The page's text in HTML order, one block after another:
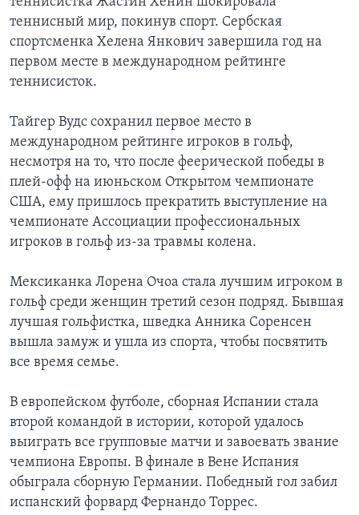
теннисный мир, покинув спорт. Сербская
спортсменка Хелена Янкович завершила год на
первом месте в международном рейтинге
теннисисток.
Тайгер Вудс сохранил первое место в
международном рейтинге игроков в гольф,
несмотря на то, что после феерической победы в
плей-офф на июньском Открытом чемпионате
США, ему пришлось прекратить выступление на
чемпионате Ассоциации профессиональных
игроков в гольф из-за травмы колена.
Мексиканка Лорена Очоа стала лучшим игроком в
гольф среди женщин третий сезон подряд. Бывшая
лучшая гольфистка, шведка Анника Соренсен
вышла замуж и ушла из спорта, чтобы посвятить
все время семье.
В европейском футболе, сборная Испании стала
второй командой в истории, которой удалось
выиграть все групповые матчи и завоевать звание
чемпиона Европы. В финале в Вене Испания
обыграла сборную Германии. Победный гол забил
испанский форвард Фернандо Торрес.